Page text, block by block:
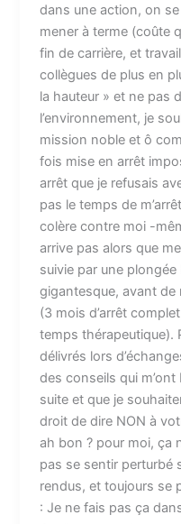
dans une action, on se
mener à terme (coûte
fin de carrière, et
collègues de plus en
la hauteur » et ne pas
l’environnement, je
mission noble et ô
fois mise en arrêt
arrêt que je refusais
pas le temps de
colère contre moi -
arrive pas alors que
suivie par une
gigantesque, avant
(3 mois d’arrêt
temps thérapeutique).
délivrés lors
des conseils qui
suite et que je
droit de dire NON à
ah bon ? pour moi, ça
pas se sentir perturbé
rendus, et toujours se
: Je ne fais pas ça